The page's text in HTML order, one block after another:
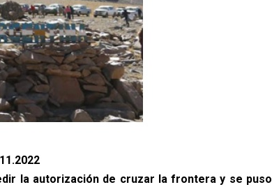
la autorización de cruzar la frontera y se puso